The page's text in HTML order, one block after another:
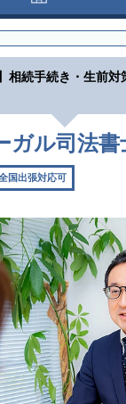
相続手続き・生前
ガル司法書
国出張対応可